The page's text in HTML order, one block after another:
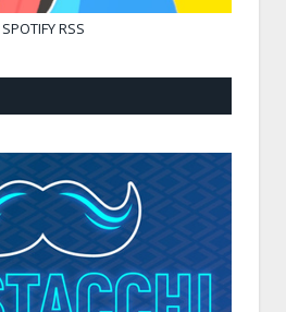
SPOTIFYRSS